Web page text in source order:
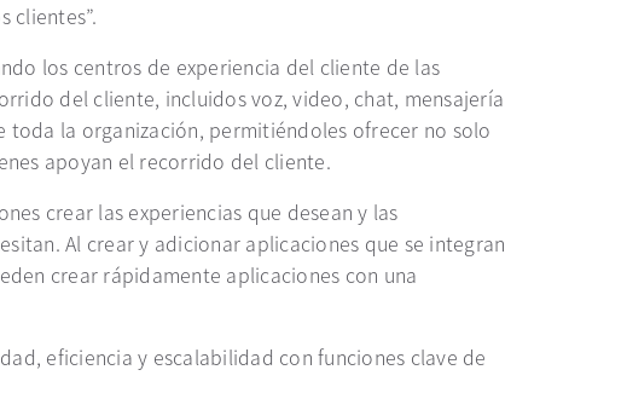
clientes”.
los centros de experiencia del cliente de las
del cliente, incluidos voz, video, chat, mensajería
toda la organización, permitiéndoles ofrecer no solo
apoyan el recorrido del cliente.
crear las experiencias que desean y las
Al crear y adicionar aplicaciones que se integran
crear rápidamente aplicaciones con una
eficiencia y escalabilidad con funciones clave de